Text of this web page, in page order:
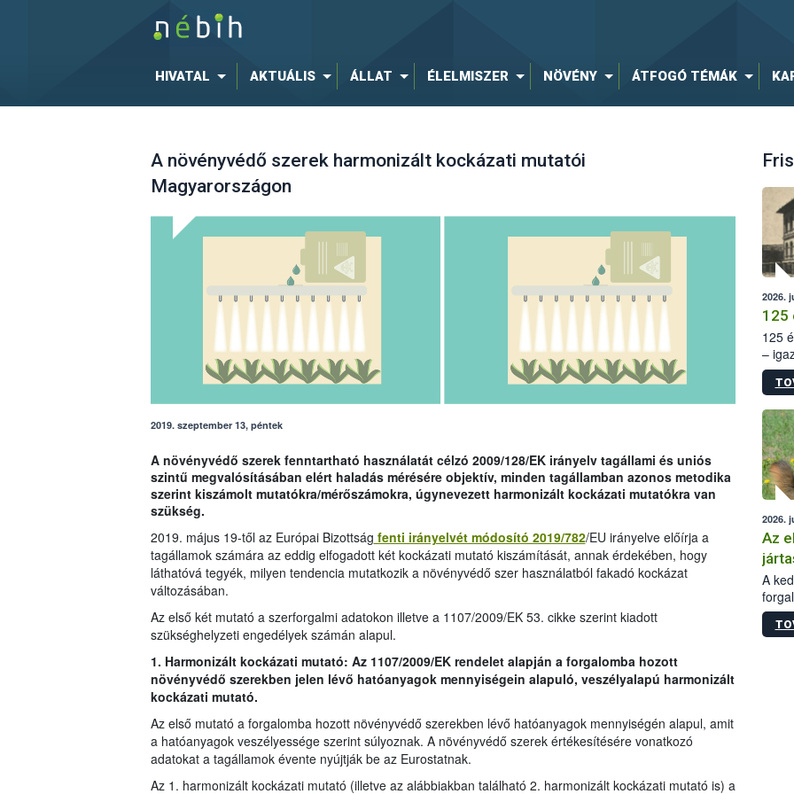
HIVATAL AKTUÁLIS ÁLLAT ÉLELMISZER NÖVÉNY ÁTFOGÓ TÉMÁK
A növényvédő szerek harmonizált kockázati mutatói
Magyarországon
2019. szeptember 13, péntek
A növényvédő szerek fenntartható használatát célzó 2009/128/EK irányelv tagállami és uniós
szintű megvalósításában elért haladás mérésére objektív, minden tagállamban azonos metodika
szerint kiszámolt mutatókra/mérőszámokra, úgynevezett harmonizált kockázati mutatókra van
szükség.
2019. május 19-től az Európai Bizottság fenti irányelvét módosító 2019/782/EU irányelve előírja a
tagállamok számára az eddig elfogadott két kockázati mutató kiszámítását, annak érdekében, hogy
láthatóvá tegyék, milyen tendencia mutatkozik a növényvédő szer használatból fakadó kockázat
változásában.
Az első két mutató a szerforgalmi adatokon illetve a 1107/2009/EK 53. cikke szerint kiadott
szükséghelyzeti engedélyek számán alapul.
1. Harmonizált kockázati mutató: Az 1107/2009/EK rendelet alapján a forgalomba hozott
növényvédő szerekben jelen lévő hatóanyagok mennyiségein alapuló, veszélyalapú harmonizált
kockázati mutató.
Az első mutató a forgalomba hozott növényvédő szerekben lévő hatóanyagok mennyiségén alapul, amit
a hatóanyagok veszélyessége szerint súlyoznak. A növényvédő szerek értékesítésére vonatkozó
adatokat a tagállamok évente nyújtják be az Eurostatnak.
Az 1. harmonizált kockázati mutató (illetve az alábbiakban található 2. harmonizált kockázati mutató is) a
2026.
125
125
–
15.
2026.
Az
A